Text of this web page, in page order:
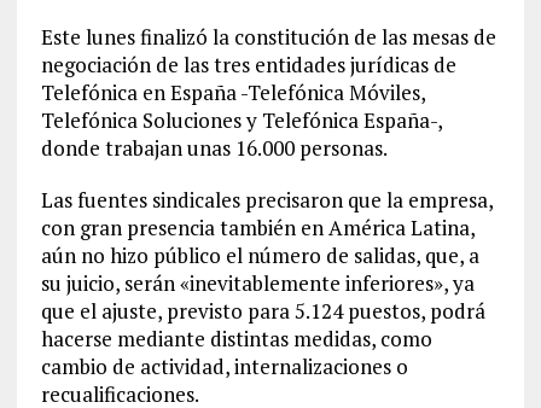
Este lunes finalizó la constitución de las mesas de
negociación de las tres entidades jurídicas de
Telefónica en España -Telefónica Móviles,
Telefónica Soluciones y Telefónica España-,
donde trabajan unas 16.000 personas.
Las fuentes sindicales precisaron que la empresa,
con gran presencia también en América Latina,
aún no hizo público el número de salidas, que, a
su juicio, serán «inevitablemente inferiores», ya
que el ajuste, previsto para 5.124 puestos, podrá
hacerse mediante distintas medidas, como
cambio de actividad, internalizaciones o
recualificaciones.